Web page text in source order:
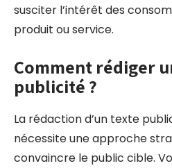
susciter l’intérêt des
produit ou service.
Comment rédiger
publicité ?
La rédaction d’un texte
nécessite une approche
convaincre le public cible.